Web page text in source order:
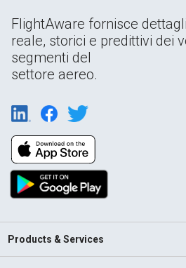
FlightAware fornisce
reale, storici e predittivi dei
segmenti del
settore aereo.
Products & Services